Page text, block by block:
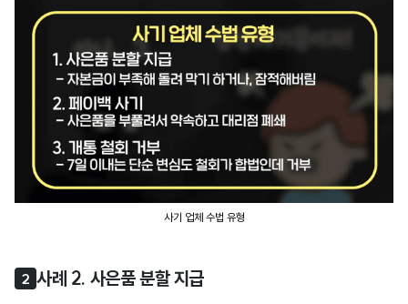
사기 업체 수법 유형
2 사례 2. 사은품 분할 지급